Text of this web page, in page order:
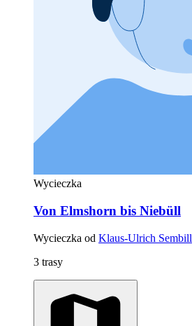
Wycieczka
Von Elmshorn bis Niebüll
Wycieczka od Klaus-Ulrich Sembill
3 trasy